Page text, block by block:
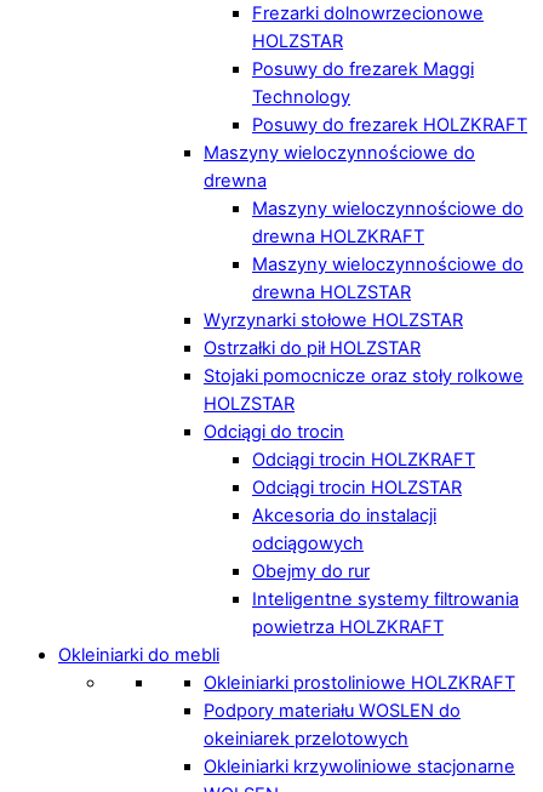
Frezarki dolnowrzecionowe
HOLZSTAR
Posuwy do frezarek Maggi
Technology
Posuwy do frezarek HOLZKRAFT
Maszyny wieloczynnościowe do
drewna
Maszyny wieloczynnościowe do
drewna HOLZKRAFT
Maszyny wieloczynnościowe do
drewna HOLZSTAR
Wyrzynarki stołowe HOLZSTAR
Ostrzałki do pił HOLZSTAR
Stojaki pomocnicze oraz stoły rolkowe
HOLZSTAR
Odciągi do trocin
Odciągi trocin HOLZKRAFT
Odciągi trocin HOLZSTAR
Akcesoria do instalacji
odciągowych
Obejmy do rur
Inteligentne systemy filtrowania
powietrza HOLZKRAFT
Okleiniarki do mebli
Okleiniarki prostoliniowe HOLZKRAFT
Podpory materiału WOSLEN do
okeiniarek przelotowych
Okleiniarki krzywoliniowe stacjonarne